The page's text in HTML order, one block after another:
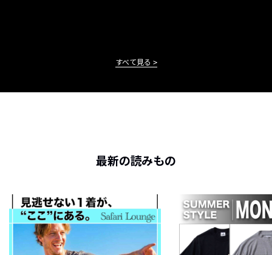
すべて見る
最新の読みもの